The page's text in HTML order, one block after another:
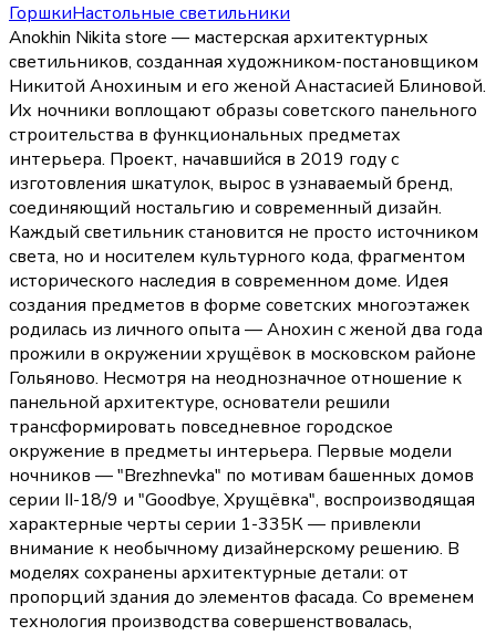
ГоршкиНастольные светильники
Anokhin Nikita store — мастерская архитектурных
светильников, созданная художником-постановщиком
Никитой Анохиным и его женой Анастасией Блиновой.
Их ночники воплощают образы советского панельного
строительства в функциональных предметах
интерьера. Проект, начавшийся в 2019 году с
изготовления шкатулок, вырос в узнаваемый бренд,
соединяющий ностальгию и современный дизайн.
Каждый светильник становится не просто источником
света, но и носителем культурного кода, фрагментом
исторического наследия в современном доме. Идея
создания предметов в форме советских многоэтажек
родилась из личного опыта — Анохин с женой два года
прожили в окружении хрущёвок в московском районе
Гольяново. Несмотря на неоднозначное отношение к
панельной архитектуре, основатели решили
трансформировать повседневное городское
окружение в предметы интерьера. Первые модели
ночников — "Brezhnevka" по мотивам башенных домов
серии II-18/9 и "Goodbye, Хрущёвка", воспроизводящая
характерные черты серии 1-335К — привлекли
внимание к необычному дизайнерскому решению. В
моделях сохранены архитектурные детали: от
пропорций здания до элементов фасада. Со временем
технология производства совершенствовалась,